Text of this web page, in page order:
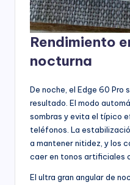
Rendimiento
nocturna
De noche, el Edge 60 Pro
resultado. El modo
sombras y evita el típico
teléfonos. La
a mantener nitidez, y los
caer en tonos artificiales
El ultra gran angular de